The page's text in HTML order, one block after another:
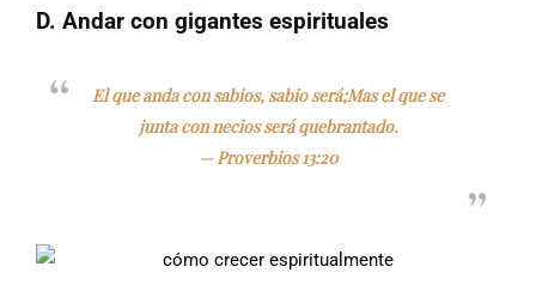
D. Andar con gigantes espirituales
El que anda con sabios, sabio será;Mas el que se
junta con necios será quebrantado.
—Proverbios 13:20